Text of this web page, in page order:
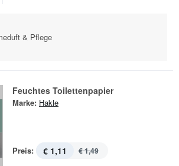
& Pflege
Feuchtes Toilettenpapier
Marke: Hakle
Preis: € 1,11 € 1,49